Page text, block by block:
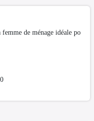
de ménage idéale po